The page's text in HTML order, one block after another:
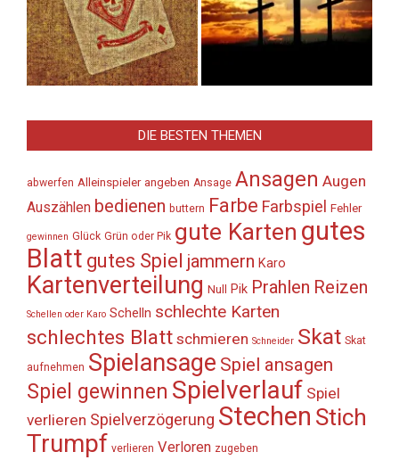
DIE BESTEN THEMEN
abwerfen Alleinspieler angeben Ansage Ansagen Augen
Auszählen bedienen buttern Farbe Farbspiel Fehler
gewinnen Glück Grün oder Pik gute Karten gutes
Blatt gutes Spiel jammern Karo
Kartenverteilung Null Pik Prahlen Reizen
Schellen oder Karo Schelln schlechte Karten
schlechtes Blatt schmieren Schneider Skat Skat
aufnehmen Spielansage Spiel ansagen
Spiel gewinnen Spielverlauf Spiel
verlieren Spielverzögerung Stechen Stich
Trumpf verlieren Verloren zugeben